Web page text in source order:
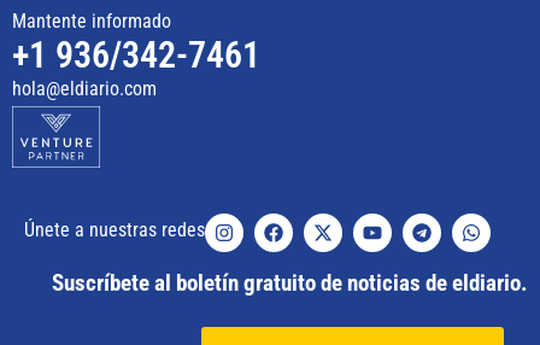
Mantente informado
+1 936/342-7461
hola@eldiario.com
Únete a nuestras redes
Suscríbete al boletín gratuito de noticias de eldiario.